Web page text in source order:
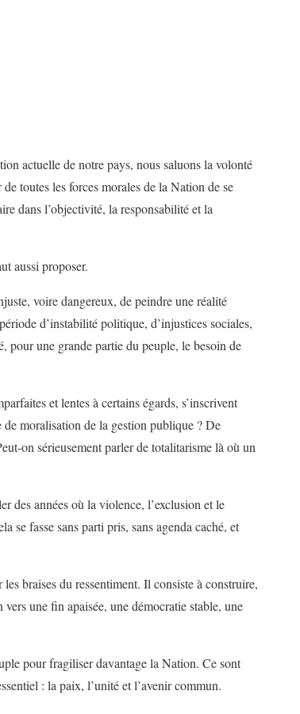
actuelle de notre pays, nous saluons la volonté
toutes les forces morales de la Nation de se
dans l’objectivité, la responsabilité et la
aussi proposer.
voire dangereux, de peindre une réalité
d’instabilité politique, d’injustices sociales,
pour une grande partie du peuple, le besoin de
et lentes à certains égards, s’inscrivent
de moralisation de la gestion publique ? De
on sérieusement parler de totalitarisme là où un
des années où la violence, l’exclusion et le
se fasse sans parti pris, sans agenda caché, et
braises du ressentiment. Il consiste à construire,
une fin apaisée, une démocratie stable, une
pour fragiliser davantage la Nation. Ce sont
: la paix, l’unité et l’avenir commun.